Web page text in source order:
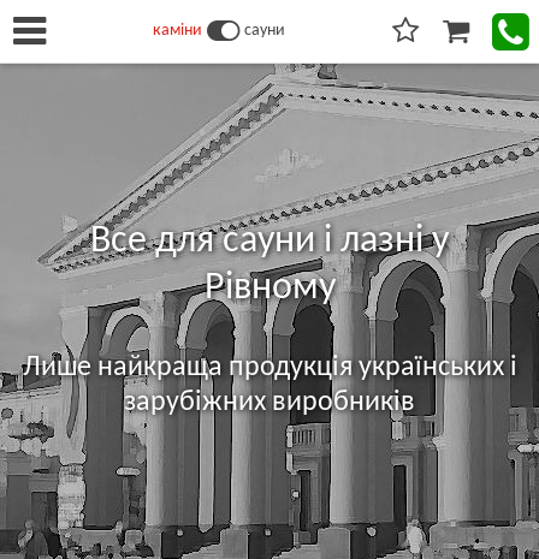
каміни сауни
Все для сауни і лазні у
Рівному
Лише найкраща продукція українських і
зарубіжних виробників